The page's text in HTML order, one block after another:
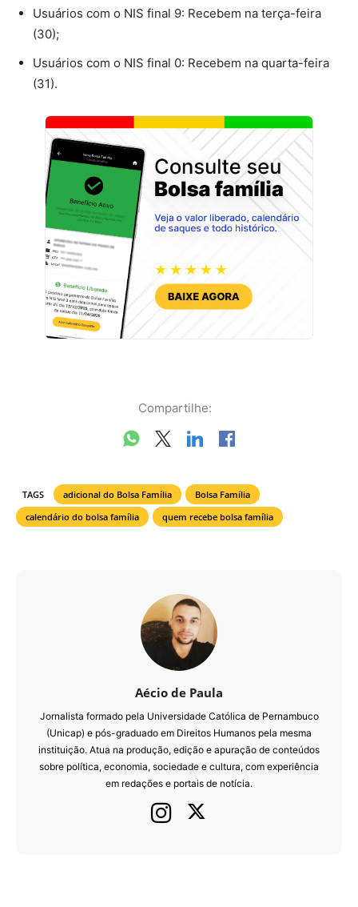
Usuários com o NIS final 9: Recebem na terça-feira
(30);
Usuários com o NIS final 0: Recebem na quarta-feira
(31).
Compartilhe:
TAGS adicional do Bolsa Família
Bolsa Família
calendário do bolsa família
quem recebe bolsa família
Aécio de Paula
Jornalista formado pela Universidade Católica de Pernambuco
(Unicap) e pós-graduado em Direitos Humanos pela mesma
instituição. Atua na produção, edição e apuração de conteúdos
sobre política, economia, sociedade e cultura, com experiência
em redações e portais de notícia.